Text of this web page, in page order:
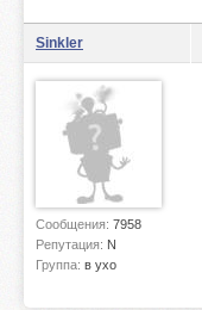
Sinkler
Сообщения: 7958
Репутация: N
Группа: в ухо